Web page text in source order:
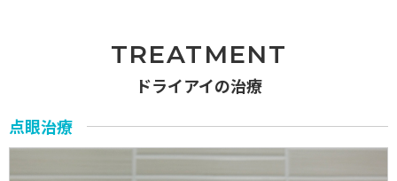
TREATMENT
ドライアイの治療
点眼治療